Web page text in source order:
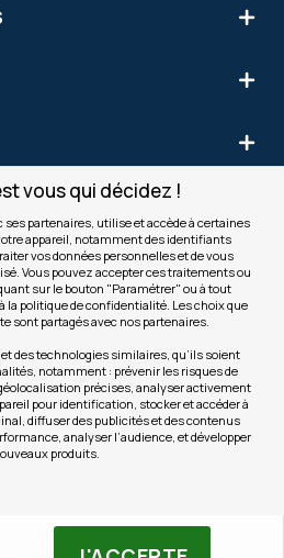
vous qui décidez !
ses partenaires, utilise et accède à certaines
appareil, notamment des identifiants
vos données personnelles et de vous
Vous pouvez accepter ces traitements ou
sur le bouton "Paramétrer" ou à tout
la politique de confidentialité. Les choix que
sont partagés avec nos partenaires.
des technologies similaires, qu’ils soient
notamment : prévenir les risques de
précises, analyser activement
pour identification, stocker et accéder à
diffuser des publicités et des contenus
analyser l’audience, et développer
produits.
COMMERCIALES
Valider